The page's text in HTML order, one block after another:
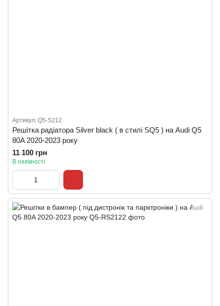
Артикул: Q5-S212
Решітка радіатора Silver black ( в стилі SQ5 ) на Audi Q5
80A 2020-2023 року
11 100 грн
В наявності